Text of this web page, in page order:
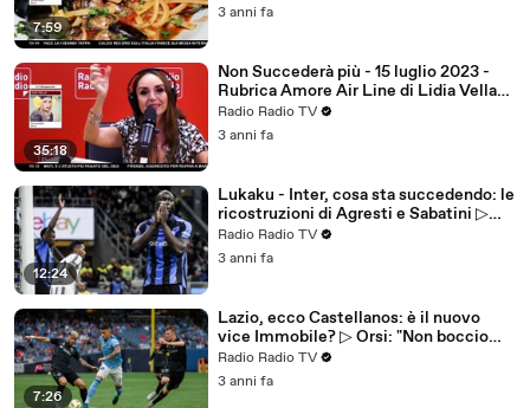
7:59
3 anni fa
35:18
Non Succederà più - 15 luglio 2023 -
Rubrica Amore Air Line di Lidia Vella
(GF14)
Radio Radio TV
3 anni fa
12:24
Lukaku - Inter, cosa sta succedendo: le
ricostruzioni di Agresti e Sabatini ▷
"Telefonata burrascosa nella notte"
Radio Radio TV
3 anni fa
7:26
Lazio, ecco Castellanos: è il nuovo
vice Immobile? ▷ Orsi: "Non boccio
l'acquisto, ma serviva altro"
Radio Radio TV
3 anni fa